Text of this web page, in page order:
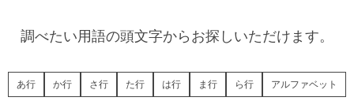
調べたい用語の頭文字からお探しいただけます。
あ行 か行 さ行 た行 は行 ま行 ら行 アルファベット